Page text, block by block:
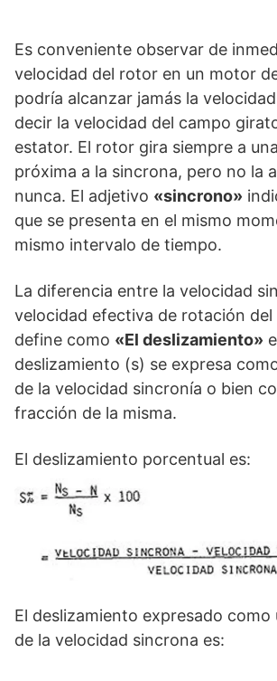
Es conveniente observar de
velocidad del rotor en un motor
podría alcanzar jamás la velocidad
decir la velocidad del campo
estator. El rotor gira siempre a
próxima a la sincrona, pero no la
nunca. El adjetivo «sincrono»
que se presenta en el mismo
mismo intervalo de tiempo.
La diferencia entre la velocidad
velocidad efectiva de rotación
define como «El deslizamiento»
deslizamiento (s) se expresa
de la velocidad sincronía o bien
fracción de la misma.
El deslizamiento porcentual es:
El deslizamiento expresado
de la velocidad sincrona es: